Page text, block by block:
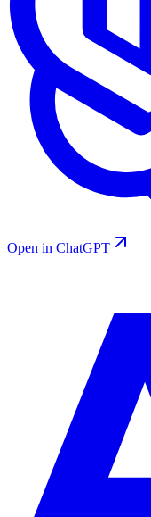
Open in ChatGPT